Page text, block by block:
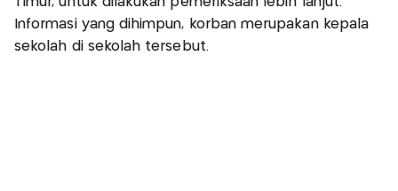
Informasi yang dihimpun, korban merupakan kepala
sekolah di sekolah tersebut.